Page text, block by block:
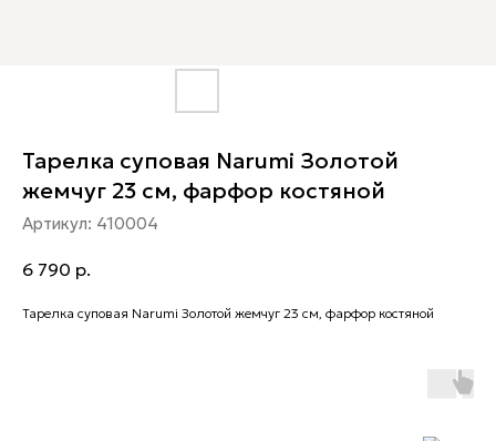
Тарелка суповая Narumi Золотой
жемчуг 23 см, фарфор костяной
Артикул: 410004
6 790 р.
Тарелка суповая Narumi Золотой жемчуг 23 см, фарфор костяной